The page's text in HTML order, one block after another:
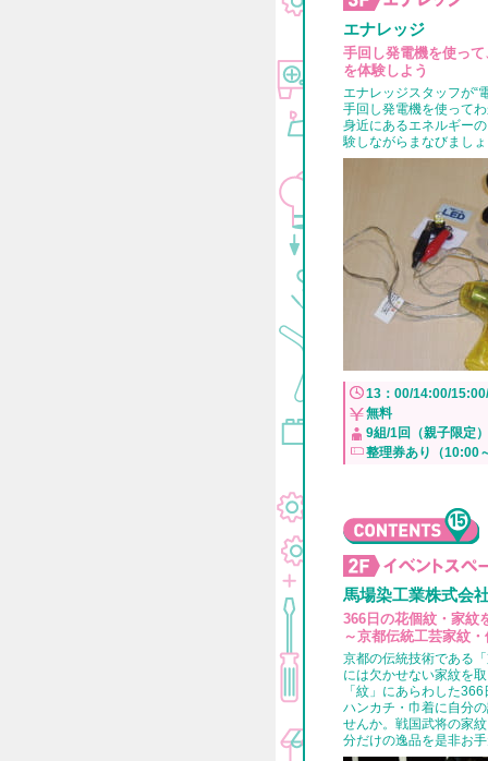
エナレッジ
手回し発電機を使っ
を体験しよう
エナレッジスタッフが“
手回し発電機を使って
身近にあるエネルギー
験しながらまなびまし
13：00/14:00/
無料
9組/1回（親子限定）
整理券あり（10:00
馬場染工業株式会
366日の花個紋・家紋
～京都伝統工芸家紋
京都の伝統技術である
には欠かせない家紋を
「紋」にあらわした
ハンカチ・巾着に自分
せんか。戦国武将の家
分だけの逸品を是非お